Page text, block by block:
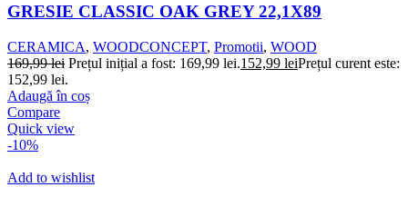
GRESIE CLASSIC OAK GREY 22,1X89
CERAMICA, WOODCONCEPT, Promotii, WOOD
169,99lei Prețul inițial a fost: 169,99 lei.152,99 leiPrețul curent este:
152,99 lei.
Adaugă în coș
Compare
Quick view
-10%
Add to wishlist